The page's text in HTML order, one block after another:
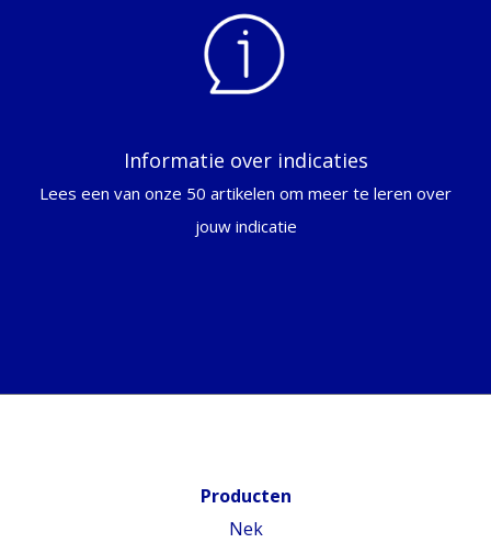
Informatie over indicaties
Lees een van onze 50 artikelen om meer te leren over
jouw indicatie
Producten
Nek